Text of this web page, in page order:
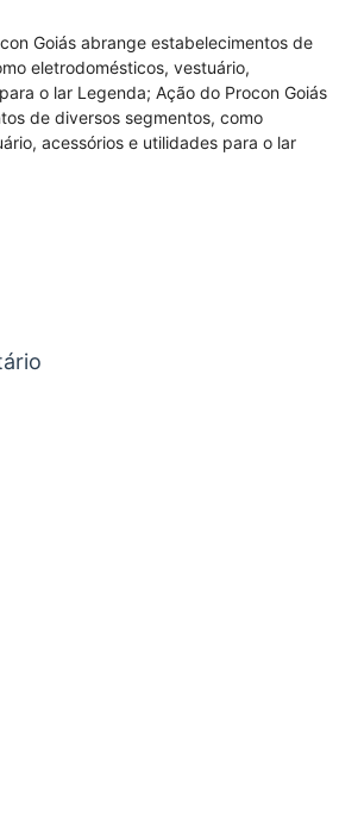
Goiás abrange estabelecimentos de
eletrodomésticos, vestuário,
o lar Legenda; Ação do Procon Goiás
de diversos segmentos, como
acessórios e utilidades para o lar